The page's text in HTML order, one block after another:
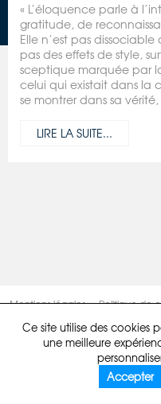
Ce site utilise des cookies
une meilleure
Accepter
« L’éloquence parle à
gratitude, de
Elle n’est pas
pas des effets de style,
sceptique marquée par
celui qui existait dans la
se montrer dans sa
LIRE LA SUITE...
Mentions légales Politique de